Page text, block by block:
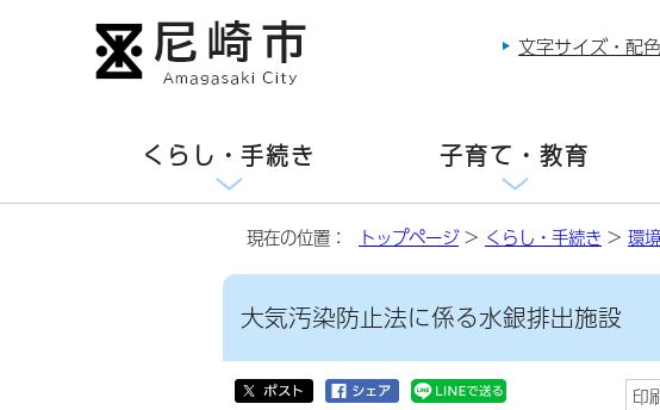
文字サイズ・配
くらし・手続き 子育て・教育
現在の位置： トップページ> くらし・手続き > 環
大気汚染防止法に係る水銀排出施設
印